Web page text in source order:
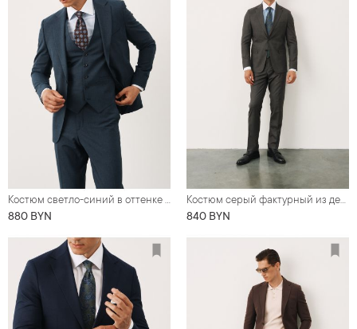
Костюм светло-синий в оттенке денима
880 BYN
Костюм серый фактурный из деликатной шерсти
840 BYN